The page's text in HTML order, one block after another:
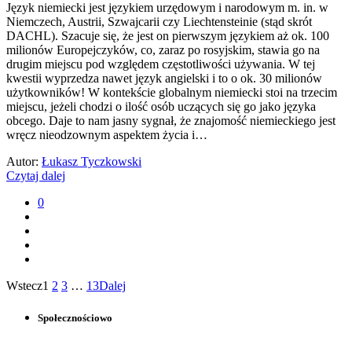
Język niemiecki jest językiem urzędowym i narodowym m. in. w
Niemczech, Austrii, Szwajcarii czy Liechtensteinie (stąd skrót
DACHL). Szacuje się, że jest on pierwszym językiem aż ok. 100
milionów Europejczyków, co, zaraz po rosyjskim, stawia go na
drugim miejscu pod względem częstotliwości używania. W tej
kwestii wyprzedza nawet język angielski i to o ok. 30 milionów
użytkowników! W kontekście globalnym niemiecki stoi na trzecim
miejscu, jeżeli chodzi o ilość osób uczących się go jako języka
obcego. Daje to nam jasny sygnał, że znajomość niemieckiego jest
wręcz nieodzownym aspektem życia i…
Autor: Łukasz Tyczkowski
Czytaj dalej
0
Wstecz1 2 3 … 13Dalej
Społecznościowo